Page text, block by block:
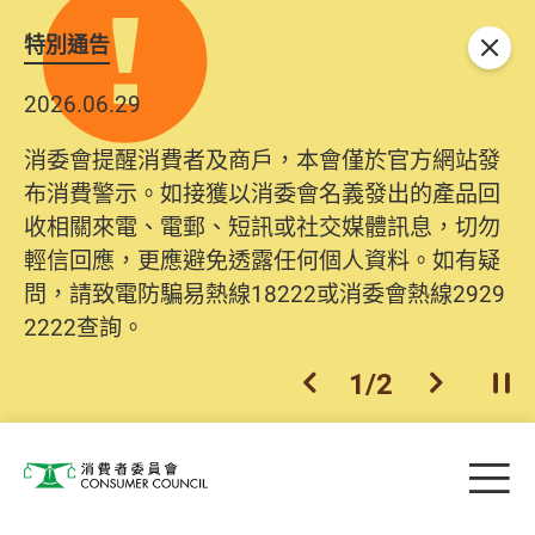
特別通告
2026.06.29
消委會提醒消費者及商戶，本會僅於官方網站發
布消費警示。如接獲以消委會名義發出的產品回
收相關來電、電郵、短訊或社交媒體訊息，切勿
輕信回應，更應避免透露任何個人資料。如有疑
問，請致電防騙易熱線18222或消委會熱線2929
2222查詢。
上一個
1/2 下一個開
關閉
消費者委員會 目